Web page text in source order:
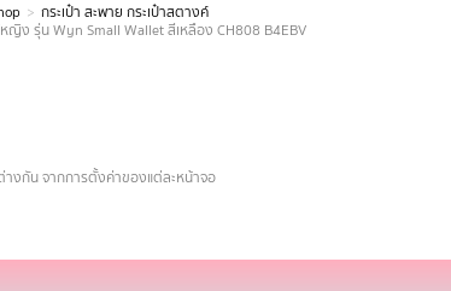
กระเป๋า สะพาย กระเป๋าสตางค์
ญิง รุ่น Wyn Small Wallet สีเหลือง CH808 B4EBV
งกัน จากการตั้งค่าของแต่ละหน้าจอ